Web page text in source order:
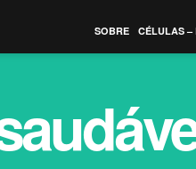
SOBRE CÉLULAS –